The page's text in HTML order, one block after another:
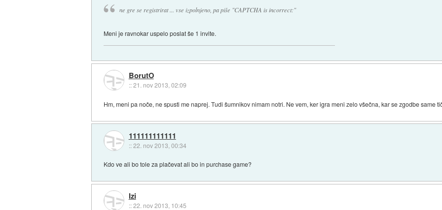
ne gre se registrirat ... vse izpolnjeno, pa piše "CAPTCHA is incorrect:"
Meni je ravnokar uspelo poslat še 1 invite.
BorutO
::21. nov 2013, 02:09
Hm, meni pa noče, ne spusti me naprej. Tudi šumnikov nimam notri. Ne vem, ker igra meni zelo všečna, kar se zgodbe same
111111111111
::22. nov 2013, 00:34
Kdo ve ali bo tole za plačevat ali bo in purchase game?
Izi
::22. nov 2013, 10:45